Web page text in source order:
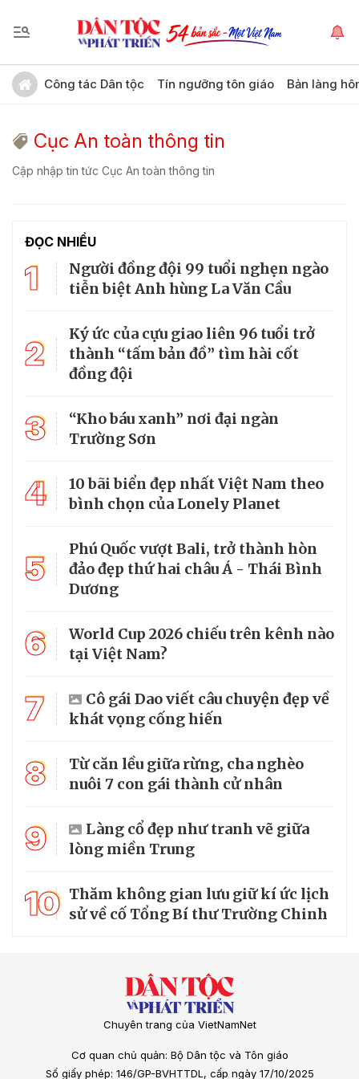
Công tác Dân tộc Tín ngưỡng tôn giáo Bản làng
Cục An toàn thông tin
Cập nhập tin tức Cục An toàn thông tin
ĐỌC NHIỀU
1
Người đồng đội 99 tuổi nghẹn ngào
tiễn biệt Anh hùng La Văn Cầu
2
Ký ức của cựu giao liên 96 tuổi trở
thành “tấm bản đồ” tìm hài cốt
đồng đội
3
“Kho báu xanh” nơi đại ngàn
Trường Sơn
4
10 bãi biển đẹp nhất Việt Nam theo
bình chọn của Lonely Planet
5
Phú Quốc vượt Bali, trở thành hòn
đảo đẹp thứ hai châu Á - Thái Bình
Dương
6
World Cup 2026 chiếu trên kênh nào
tại Việt Nam?
7
Cô gái Dao viết câu chuyện đẹp về
khát vọng cống hiến
8
Từ căn lều giữa rừng, cha nghèo
nuôi 7 con gái thành cử nhân
9
Làng cổ đẹp như tranh vẽ giữa
lòng miền Trung
10 Thăm không gian lưu giữ kí ức lịch
sử về cố Tổng Bí thư Trường Chinh
Chuyên trang của VietNamNet
Cơ quan chủ quản: Bộ Dân tộc và Tôn giáo
Số giấy phép: 146/GP-BVHTTDL, cấp ngày 17/10/2025